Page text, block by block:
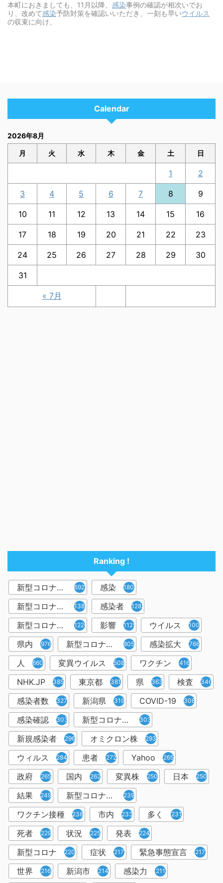
本町におきましても、11月以降、 感染事例の確認が相次いでお
り、改めて感染予防対策を確認いいただき、一刻も早いウイルス
の収束に向け、
Calendar
2026年8月
月 火 水 木 金 土 日
« 7月
1 2
3 4 5 6 7 8 9
10 11 12 13 14 15 16
17 18 19 20 21 22 23
24 25 26 27 28 29 30
31
Ranking !
新型コロナウイルス 6921 感染 1809
新型コロナウィルス 1382 感染者 1283
新型コロナウイルス感染症 1226 影響 1129 ウイルス 1001
県内 976 新型コロナウイルス感染 805 感染拡大 766
人 660 変異ウイルス 508 ワクチン 416
NHK.JP 385 東京都 381 県 363 検査 346
感染者数 327 新潟県 319 COVID-19 308
感染確認 303 新型コロナウィルス感染症 303
新規感染者 296 オミクロン株 293
ウィルス 284 患者 272 Yahoo 265
政府 265 国内 262 変異株 250 日本 250
結果 249 新型コロナウイルスワクチン 239
ワクチン接種 238 市内 233 多く 231
死者 229 状況 225 発表 224
新型コロナ 220 症状 217 緊急事態宣言 217
世界 216 新潟市 214 感染力 211